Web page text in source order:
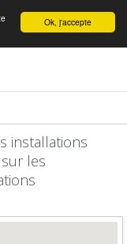
English Ok, j'accepte
installations
les